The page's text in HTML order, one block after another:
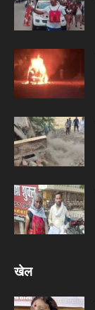
खेल